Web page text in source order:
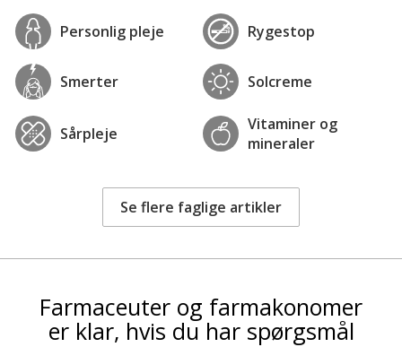
Personlig pleje Rygestop
Smerter Solcreme
Sårpleje
Vitaminer og
mineraler
Se flere faglige artikler
Farmaceuter og farmakonomer
er klar, hvis du har spørgsmål